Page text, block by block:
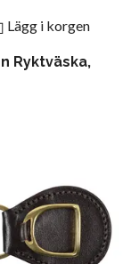
Lägg i korgen
Ryktväska,